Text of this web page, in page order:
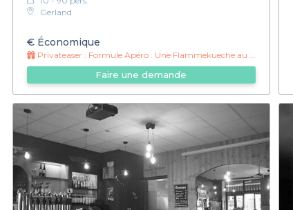
Gerland
€ Économique
Privateaser : Formule Apéro : Une Flammekueche au choix + une pinte/soft au choix à 14 euros
Faire une demande